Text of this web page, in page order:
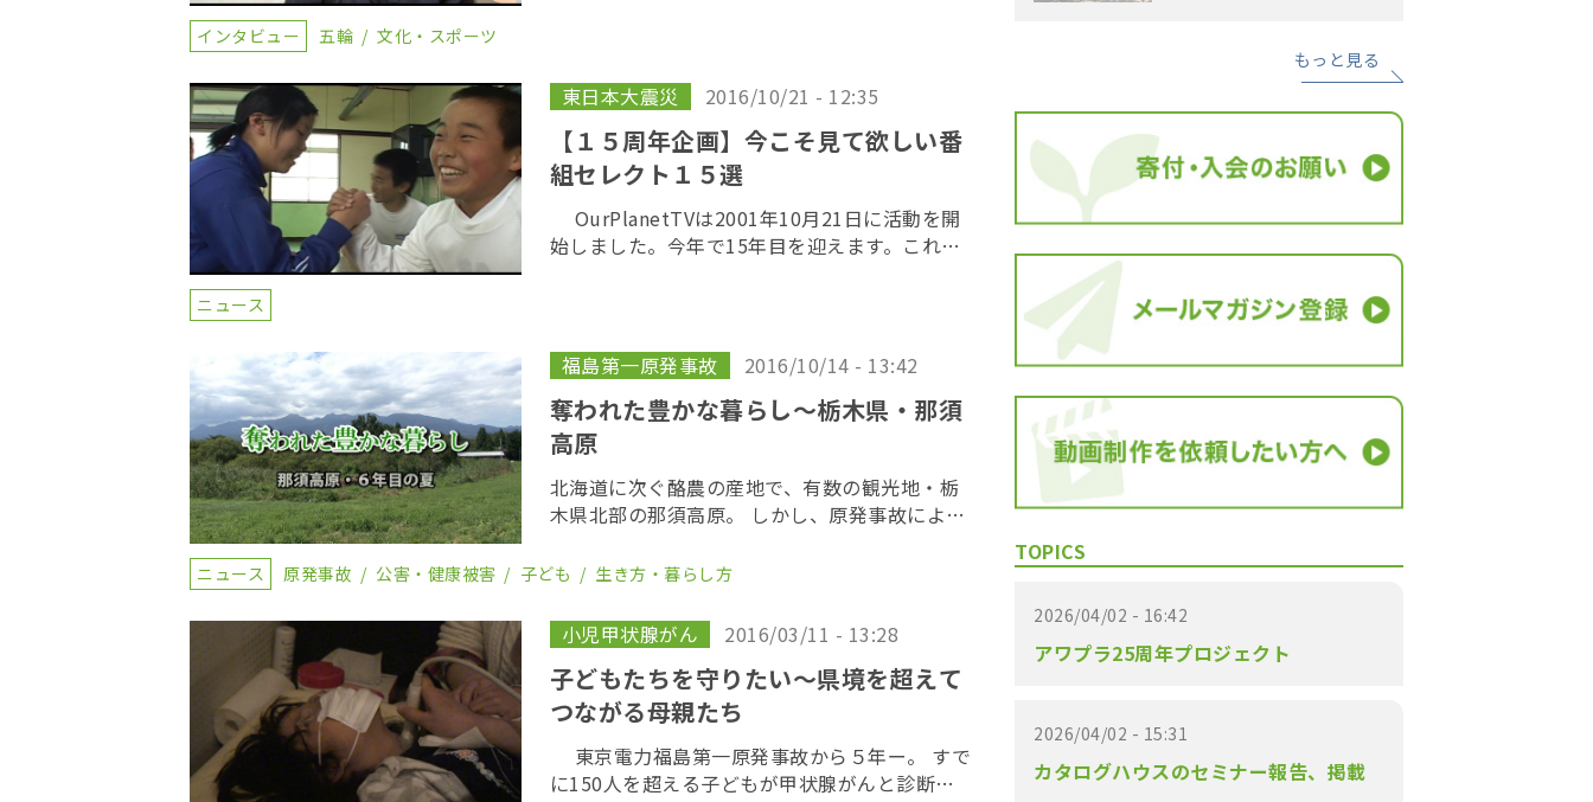
る。そんな築 […]
インタビュー 五輪 文化・スポーツ
東日本大震災 2016/10/21 - 12:35
【１５周年企画】今こそ見て欲しい番
組セレクト１５選
OurPlanetTVは2001年10月21日に活動を開
始しました。今年で15年目を迎えます。これま
ニュース
福島第一原発事故 2016/10/14 - 13:42
奪われた豊かな暮らし〜栃木県・那須
高原
北海道に次ぐ酪農の産地で、有数の観光地・栃
木県北部の那須高原。 しかし、原発事故によ
した。 これまで通りに生活してよいのか？ 子ど
中で […]
ニュース 原発事故 公害・健康被害 子ども 生き方・暮らし方
小児甲状腺がん 2016/03/11 - 13:28
子どもたちを守りたい〜県境を超えて
つながる母親たち
東京電力福島第一原発事故から５年ー。 すで
に150人を超える子どもが甲状腺がんと診断さ
もっと見る
TOPICS
2026/04/02 - 16:42
アワプラ25周年プロジェクト
2026/04/02 - 15:31
カタログハウスのセミナー報告、掲載